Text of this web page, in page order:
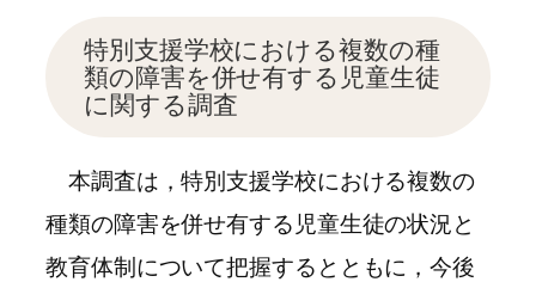
特別支援学校における複数の種
類の障害を併せ有する児童生徒
に関する調査
本調査は，特別支援学校における複数の
種類の障害を併せ有する児童生徒の状況と
教育体制について把握するとともに，今後